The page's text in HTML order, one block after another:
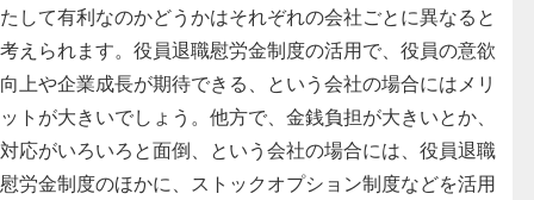
たして有利なのかどうかはそれぞれの会社ごとに異なると
考えられます。役員退職慰労金制度の活用で、役員の意欲
向上や企業成長が期待できる、という会社の場合にはメリ
ットが大きいでしょう。他方で、金銭負担が大きいとか、
対応がいろいろと面倒、という会社の場合には、役員退職
慰労金制度のほかに、ストックオプション制度などを活用